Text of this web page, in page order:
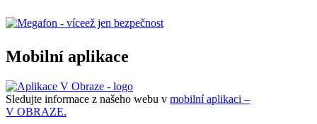
Mobilní aplikace
Sledujte informace z našeho webu v mobilní aplikaci –
V OBRAZE.